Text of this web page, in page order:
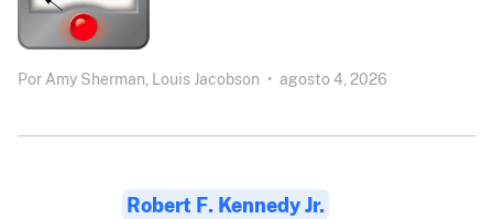
Por Amy Sherman, Louis Jacobson • agosto 4, 2026
Robert F. Kennedy Jr.